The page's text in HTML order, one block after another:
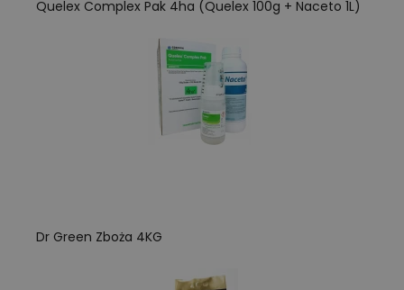
Quelex Complex Pak 4ha (Quelex 100g + Naceto 1L)
Dr Green Zboża 4KG